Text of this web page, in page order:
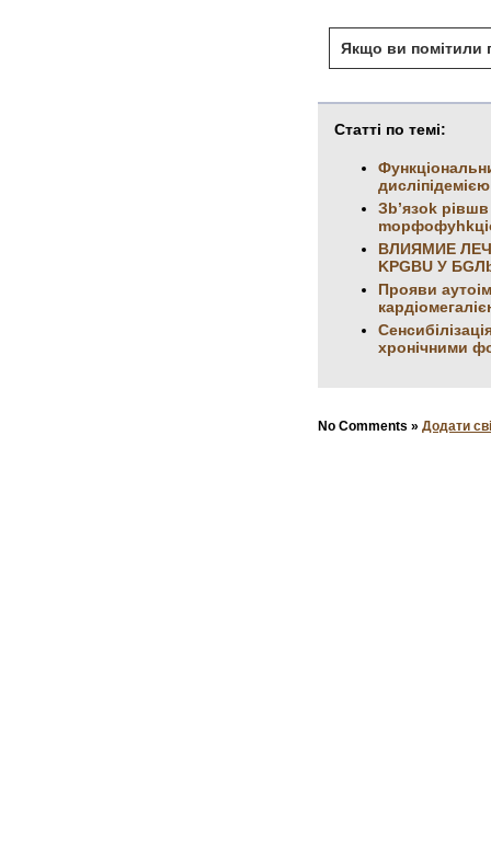
Якщо ви помітили
Статті по темі:
Зb’язok
BЛИЯMИE
KPGBU У
Прояви
хронічними
No Comments » Додати